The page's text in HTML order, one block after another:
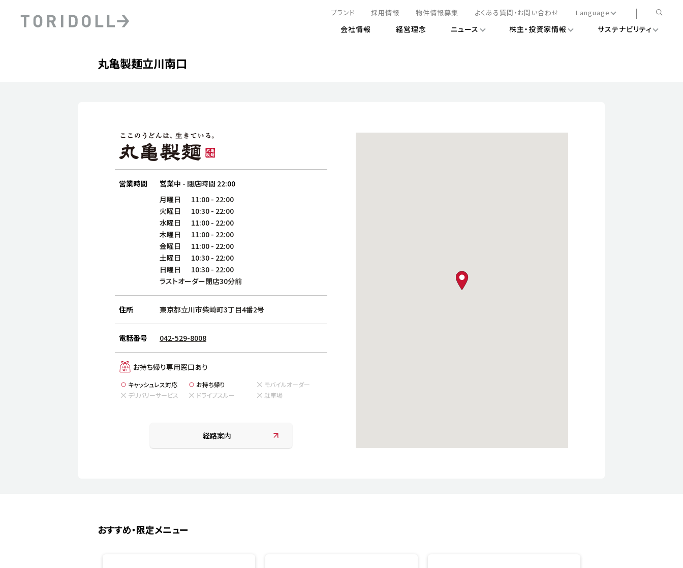
PRニュース
中長期経営計画
粟田社長が語るトリドールDX
DXビジョン2028
株式取扱規則
ライブラリ
ステークホルダーとの
コミュニケーション
エネルギー使用量の削減
人と社会とともに
リスク情報
ブランド 採用情報 物件情報募集 よくある質問・お問い合わせ
Language
日本語
会社情報 経営理念 ニュース 株主・投資家情報 サステナビリティ
丸亀製麺立川南口
営業時間 営業中 - 閉店時間 22:00
月曜日 11:00 - 22:00
火曜日
10:30 - 22:00
水曜日
11:00 - 22:00
木曜日
11:00 - 22:00
金曜日
11:00 - 22:00
土曜日
10:30 - 22:00
日曜日
10:30 - 22:00
ラストオーダー閉店30分前
住所 東京都立川市柴崎町3丁目4番2号
電話番号 042-529-8008
お持ち帰り専用窓口あり
キャッシュレス対応 お持ち帰り
モバイルオーダー
デリバリーサービス
ドライブスルー 駐車場
経路案内
map pin
おすすめ・限定メニュー